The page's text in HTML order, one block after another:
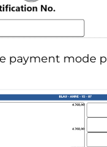
payment mode